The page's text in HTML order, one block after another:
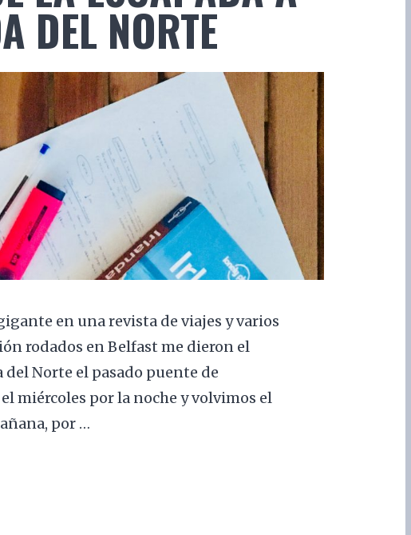
DEL NORTE
en una revista de viajes y varios
rodados en Belfast me dieron el
Norte el pasado puente de
miércoles por la noche y volvimos el
por …